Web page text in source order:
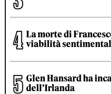
La morte di
viabilità
Glen Hansard ha
dell’Irlanda